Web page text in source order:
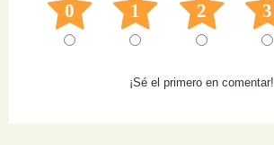
0 1 2 3
¡Sé el primero en comentar!